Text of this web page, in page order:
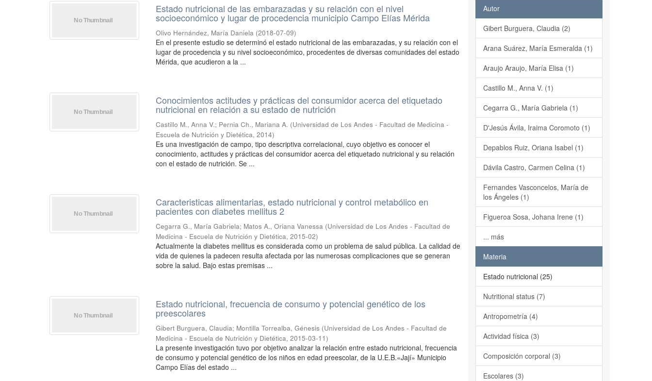
Estado nutricional de las embarazadas y su relación con el nivel
socioeconómico y lugar de procedencia municipio Campo Elías Mérida
Olivo Hernández, María Daniela (2018-07-09)
En el presente estudio se determinó el estado nutricional de las embarazadas, y su relación con el
lugar de procedencia y su nivel socioeconómico, procedentes de diversas comunidades del estado
Mérida, que acudieron a la ...
Conocimientos actitudes y prácticas del consumidor acerca del etiquetado
nutricional en relación a su estado de nutrición
Castillo M., Anna V.; Pernia Ch., Mariana A. (Universidad de Los Andes - Facultad de Medicina -
Escuela de Nutrición y Dietética,2014)
Es una investigación de campo, tipo descriptiva correlacional, cuyo objetivo es conocer el
conocimiento, actitudes y prácticas del consumidor acerca del etiquetado nutricional y su relación
con el estado de nutrición. Se ...
Caracteristicas alimentarias, estado nutricional y control metabólico en
pacientes con diabetes mellitus 2
Cegarra G., María Gabriela; Matos A., Oriana Vanessa (Universidad de Los Andes - Facultad de
Medicina - Escuela de Nutrición y Dietética,2015-02)
Actualmente la diabetes mellitus es considerada como un problema de salud pública. La calidad de
vida de quienes la padecen resulta afectada por las numerosas complicaciones que se generan
sobre la salud. Bajo estas premisas ...
Estado nutricional, frecuencia de consumo y potencial genético de los
preescolares
Gibert Burguera, Claudia; Montilla Torrealba, Génesis (Universidad de Los Andes - Facultad de
Medicina - Escuela de Nutrición y Dietética,2015-03-11)
La presente investigación tuvo por objetivo analizar la relación entre estado nutricional, frecuencia
de consumo y potencial genético de los niños en edad preescolar, de la U.E.B.«Jají» Municipio
Campo Elías del estado ...
Autor
Gibert Burguera, Claudia (2)
Arana Suárez, María Esmeralda (1)
Araujo Araujo, María Elisa (1)
Castillo M., Anna V. (1)
Cegarra G., María Gabriela (1)
D'Jesús Ávila, Iraima Coromoto (1)
Depablos Ruiz, Oriana Isabel (1)
Dávila Castro, Carmen Celina (1)
Fernandes Vasconcelos, María de
los Ángeles (1)
Figueroa Sosa, Johana Irene (1)
... más
Materia
Estado nutricional (25)
Nutritional status (7)
Antropometría (4)
Actividad física (3)
Composición corporal (3)
Escolares (3)